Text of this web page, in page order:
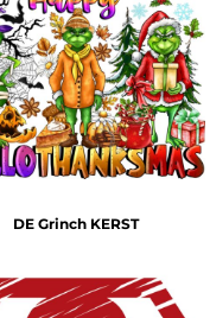
DE Grinch KERST